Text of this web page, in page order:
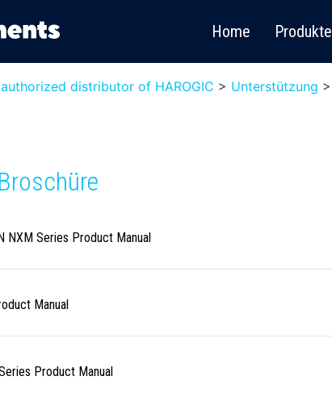
Home Produkte
distributor of HAROGIC > Unterstützung >
NXM Series Product Manual
Manual
Product Manual